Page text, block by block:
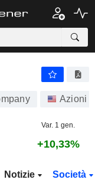
Azioni
Var. 1 gen.
+10,33%
Notizie Società